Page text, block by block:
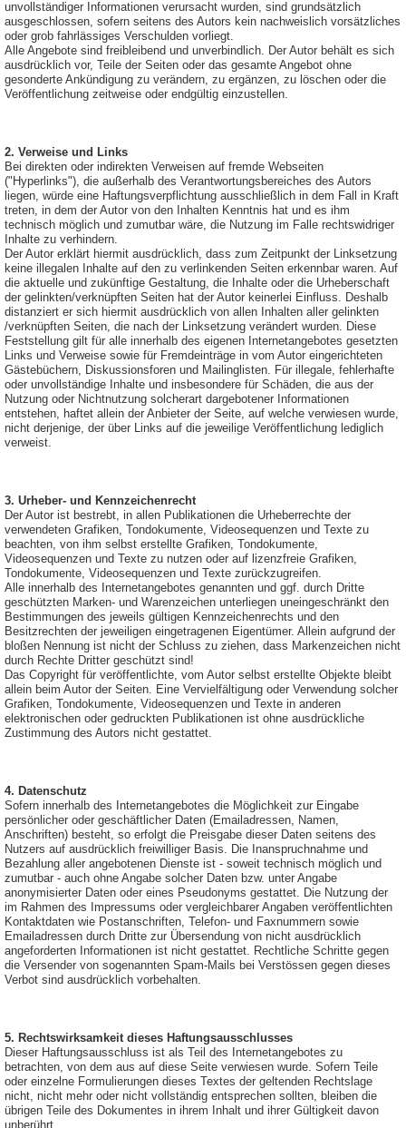
unvollständiger Informationen verursacht wurden, sind grundsätzlich
ausgeschlossen, sofern seitens des Autors kein nachweislich vorsätzliches
oder grob fahrlässiges Verschulden vorliegt.
Alle Angebote sind freibleibend und unverbindlich. Der Autor behält es sich
ausdrücklich vor, Teile der Seiten oder das gesamte Angebot ohne
gesonderte Ankündigung zu verändern, zu ergänzen, zu löschen oder die
Veröffentlichung zeitweise oder endgültig einzustellen.
2. Verweise und Links
Bei direkten oder indirekten Verweisen auf fremde Webseiten
("Hyperlinks"), die außerhalb des Verantwortungsbereiches des Autors
liegen, würde eine Haftungsverpflichtung ausschließlich in dem Fall in Kraft
treten, in dem der Autor von den Inhalten Kenntnis hat und es ihm
technisch möglich und zumutbar wäre, die Nutzung im Falle rechtswidriger
Inhalte zu verhindern.
Der Autor erklärt hiermit ausdrücklich, dass zum Zeitpunkt der Linksetzung
keine illegalen Inhalte auf den zu verlinkenden Seiten erkennbar waren. Auf
die aktuelle und zukünftige Gestaltung, die Inhalte oder die Urheberschaft
der gelinkten/verknüpften Seiten hat der Autor keinerlei Einfluss. Deshalb
distanziert er sich hiermit ausdrücklich von allen Inhalten aller gelinkten
/verknüpften Seiten, die nach der Linksetzung verändert wurden. Diese
Feststellung gilt für alle innerhalb des eigenen Internetangebotes gesetzten
Links und Verweise sowie für Fremdeinträge in vom Autor eingerichteten
Gästebüchern, Diskussionsforen und Mailinglisten. Für illegale, fehlerhafte
oder unvollständige Inhalte und insbesondere für Schäden, die aus der
Nutzung oder Nichtnutzung solcherart dargebotener Informationen
entstehen, haftet allein der Anbieter der Seite, auf welche verwiesen wurde,
nicht derjenige, der über Links auf die jeweilige Veröffentlichung lediglich
verweist.
3. Urheber- und Kennzeichenrecht
Der Autor ist bestrebt, in allen Publikationen die Urheberrechte der
verwendeten Grafiken, Tondokumente, Videosequenzen und Texte zu
beachten, von ihm selbst erstellte Grafiken, Tondokumente,
Videosequenzen und Texte zu nutzen oder auf lizenzfreie Grafiken,
Tondokumente, Videosequenzen und Texte zurückzugreifen.
Alle innerhalb des Internetangebotes genannten und ggf. durch Dritte
geschützten Marken- und Warenzeichen unterliegen uneingeschränkt den
Bestimmungen des jeweils gültigen Kennzeichenrechts und den
Besitzrechten der jeweiligen eingetragenen Eigentümer. Allein aufgrund der
bloßen Nennung ist nicht der Schluss zu ziehen, dass Markenzeichen nicht
durch Rechte Dritter geschützt sind!
Das Copyright für veröffentlichte, vom Autor selbst erstellte Objekte bleibt
allein beim Autor der Seiten. Eine Vervielfältigung oder Verwendung solcher
Grafiken, Tondokumente, Videosequenzen und Texte in anderen
elektronischen oder gedruckten Publikationen ist ohne ausdrückliche
Zustimmung des Autors nicht gestattet.
4. Datenschutz
Sofern innerhalb des Internetangebotes die Möglichkeit zur Eingabe
persönlicher oder geschäftlicher Daten (Emailadressen, Namen,
Anschriften) besteht, so erfolgt die Preisgabe dieser Daten seitens des
Nutzers auf ausdrücklich freiwilliger Basis. Die Inanspruchnahme und
Bezahlung aller angebotenen Dienste ist - soweit technisch möglich und
zumutbar - auch ohne Angabe solcher Daten bzw. unter Angabe
anonymisierter Daten oder eines Pseudonyms gestattet. Die Nutzung der
im Rahmen des Impressums oder vergleichbarer Angaben veröffentlichten
Kontaktdaten wie Postanschriften, Telefon- und Faxnummern sowie
Emailadressen durch Dritte zur Übersendung von nicht ausdrücklich
angeforderten Informationen ist nicht gestattet. Rechtliche Schritte gegen
die Versender von sogenannten Spam-Mails bei Verstössen gegen dieses
Verbot sind ausdrücklich vorbehalten.
5. Rechtswirksamkeit dieses Haftungsausschlusses
Dieser Haftungsausschluss ist als Teil des Internetangebotes zu
betrachten, von dem aus auf diese Seite verwiesen wurde. Sofern Teile
oder einzelne Formulierungen dieses Textes der geltenden Rechtslage
nicht, nicht mehr oder nicht vollständig entsprechen sollten, bleiben die
übrigen Teile des Dokumentes in ihrem Inhalt und ihrer Gültigkeit davon
unberührt.